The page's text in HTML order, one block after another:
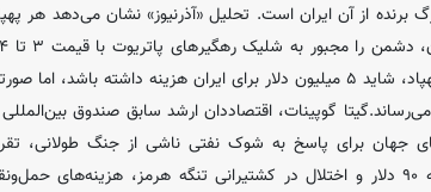
یک موج ۱۰۰ فروندی پهپاد، شاید ۵ میلیون دلار برای ایران هزینه داشته
دلار می‌رساند.گیتا گوپینات، اقتصاددان ارشد سابق صندوق
جهان برای پاسخ به شوک نفتی ناشی از جنگ طولانی،
افزایش قیمت نفت به ۹۰ دلار و اختلال در کشتیرانی تنگه هرمز،